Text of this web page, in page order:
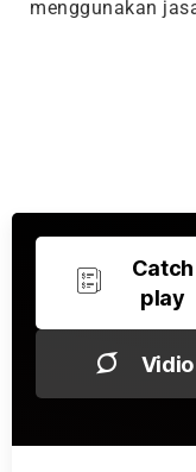
menggunakan
Catch
play
Vidio